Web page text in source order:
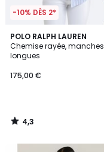
-10% DÈS 2*
POLO RALPH LAUREN
Chemise rayée, manches
longues
175,00 €
4,3
/ 5
4,3
/